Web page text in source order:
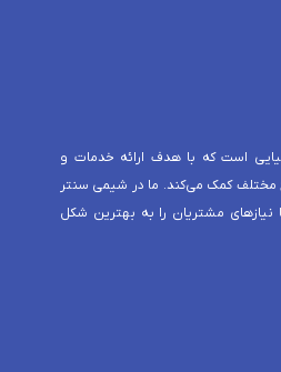
است که با هدف ارائه خدمات و
کمک می‌کند. ما در شیمی سنتر
مشتریان را به بهترین شکل